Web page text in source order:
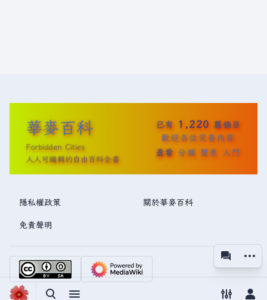
視圖
更多
華麥百科
Forbidden Cities
人人可編輯的自由百科全書
已有 1,220 篇條目
歡迎各位完善內容
查看 分類 變更 入門
隱私權政策 關於華麥百科
免責聲明